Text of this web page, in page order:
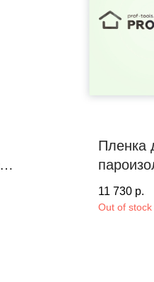
Пленка
PROF
m²
11 730 р.
Out of stock